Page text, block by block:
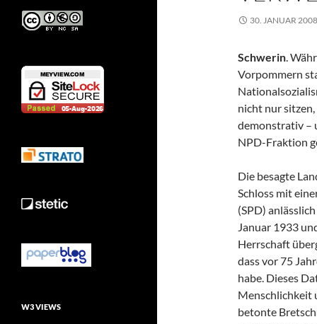
30. JANUAR 2008
Schwerin.
Vorpommern
nicht nur
demonstrativ –
NPD-Fraktion
Die besagte
Schloss mit
(SPD)
Januar 1933
Herrschaft
dass vor 75
habe. Dieses
Menschlichkeit
betonte
W3 VIEWS